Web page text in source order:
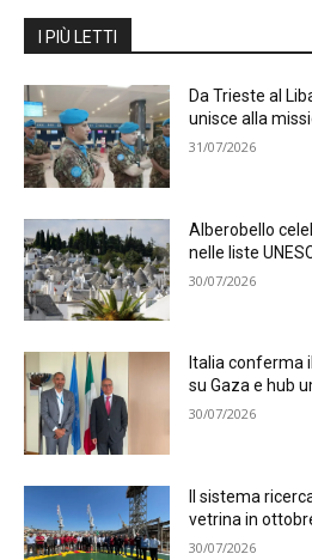
I PIÙ LETTI
Da Trieste al
unisce alla
31/07/2026
Alberobello
nelle liste
30/07/2026
Italia conferma
su Gaza e hub
30/07/2026
Il sistema
vetrina in
30/07/2026